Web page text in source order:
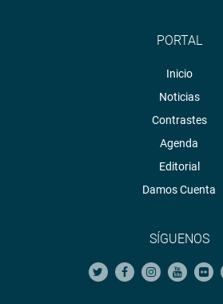
PORTAL
Inicio
Noticias
Contrastes
Agenda
Editorial
Damos Cuenta
SÍGUENOS